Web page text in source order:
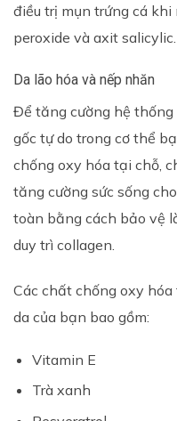
điều trị mụn trứng cá
peroxide và axit salicylic.
Da lão hóa và nếp nhăn
Để tăng cường hệ
gốc tự do trong cơ thể
chống oxy hóa tại chỗ,
tăng cường sức sống
toàn bằng cách bảo vệ
duy trì collagen.
Các chất chống oxy
da của bạn bao gồm:
Vitamin E
Trà xanh